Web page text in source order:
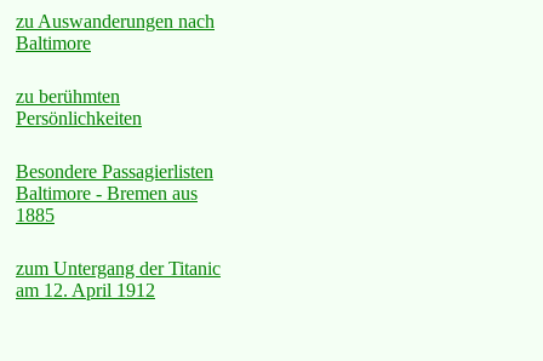
zu Auswanderungen nach
Baltimore
zu berühmten
Persönlichkeiten
Besondere Passagierlisten
Baltimore - Bremen aus
1885
zum Untergang der Titanic
am 12. April 1912